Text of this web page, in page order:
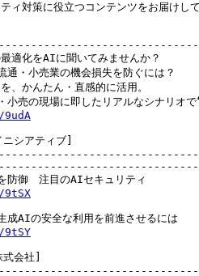
ィ対策に役立つコンテンツをお届けし
適化をAIに聞いてみませんか？
通・小売業の機会損失を防ぐには？
、かんたん・直感的に活用。
シアティブ]
会社]